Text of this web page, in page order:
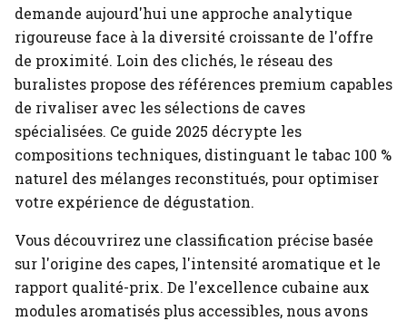
demande aujourd'hui une approche analytique
rigoureuse face à la diversité croissante de l'offre
de proximité. Loin des clichés, le réseau des
buralistes propose des références premium capables
de rivaliser avec les sélections de caves
spécialisées. Ce guide 2025 décrypte les
compositions techniques, distinguant le tabac 100 %
naturel des mélanges reconstitués, pour optimiser
votre expérience de dégustation.
Vous découvrirez une classification précise basée
sur l'origine des capes, l'intensité aromatique et le
rapport qualité-prix. De l'excellence cubaine aux
modules aromatisés plus accessibles, nous avons